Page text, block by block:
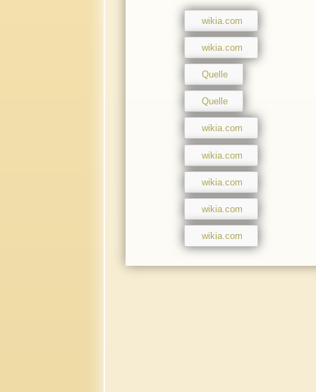
wikia.com
wikia.com
Quelle
Quelle
wikia.com
wikia.com
wikia.com
wikia.com
wikia.com